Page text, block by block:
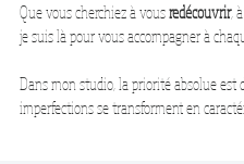
Que vous cherchiez à vousredécouvrir, à
je suis là pour vous accompagner à
Dans mon studio, la priorité absolue est
imperfections se transforment en